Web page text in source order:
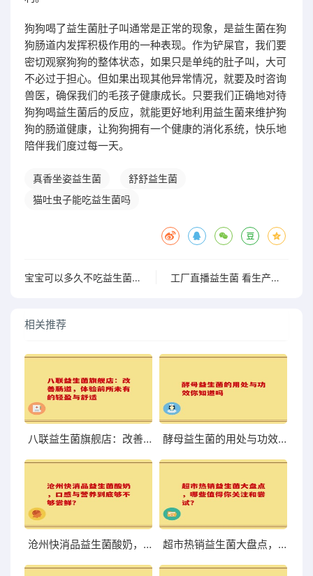
狗狗喝了益生菌肚子叫通常是正常的现象，是益生菌在狗
狗肠道内发挥积极作用的一种表现。作为铲屎官，我们要
密切观察狗狗的整体状态，如果只是单纯的肚子叫，大可
不必过于担心。但如果出现其他异常情况，就要及时咨询
兽医，确保我们的毛孩子健康成长。只要我们正确地对待
狗狗喝益生菌后的反应，就能更好地利用益生菌来维护狗
狗的肠道健康，让狗狗拥有一个健康的消化系统，快乐地
陪伴我们度过每一天。
真香坐姿益生菌
舒舒益生菌
猫吐虫子能吃益生菌吗
宝宝可以多久不吃益生菌？你可能不知道的大 工厂直播益生菌 看生产过程见证优质益生菌的诞生
相关推荐
八联益生菌旗舰店：改善肠道，体验前所未有的轻盈与舒适 酵母益生菌的用处与功效你知道吗
沧州快消品益生菌酸奶，口感与营养到底够不够尝鲜？ 超市热销益生菌大盘点，哪些值得你关注和尝试？